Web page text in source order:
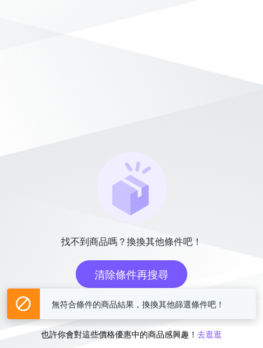
找不到商品嗎？換換其他條件吧！
清除條件再搜尋
或
也許你會對這些價格優惠中的商品感興趣！ 去逛逛
無符合條件的商品結果，換換其他篩選條件吧！